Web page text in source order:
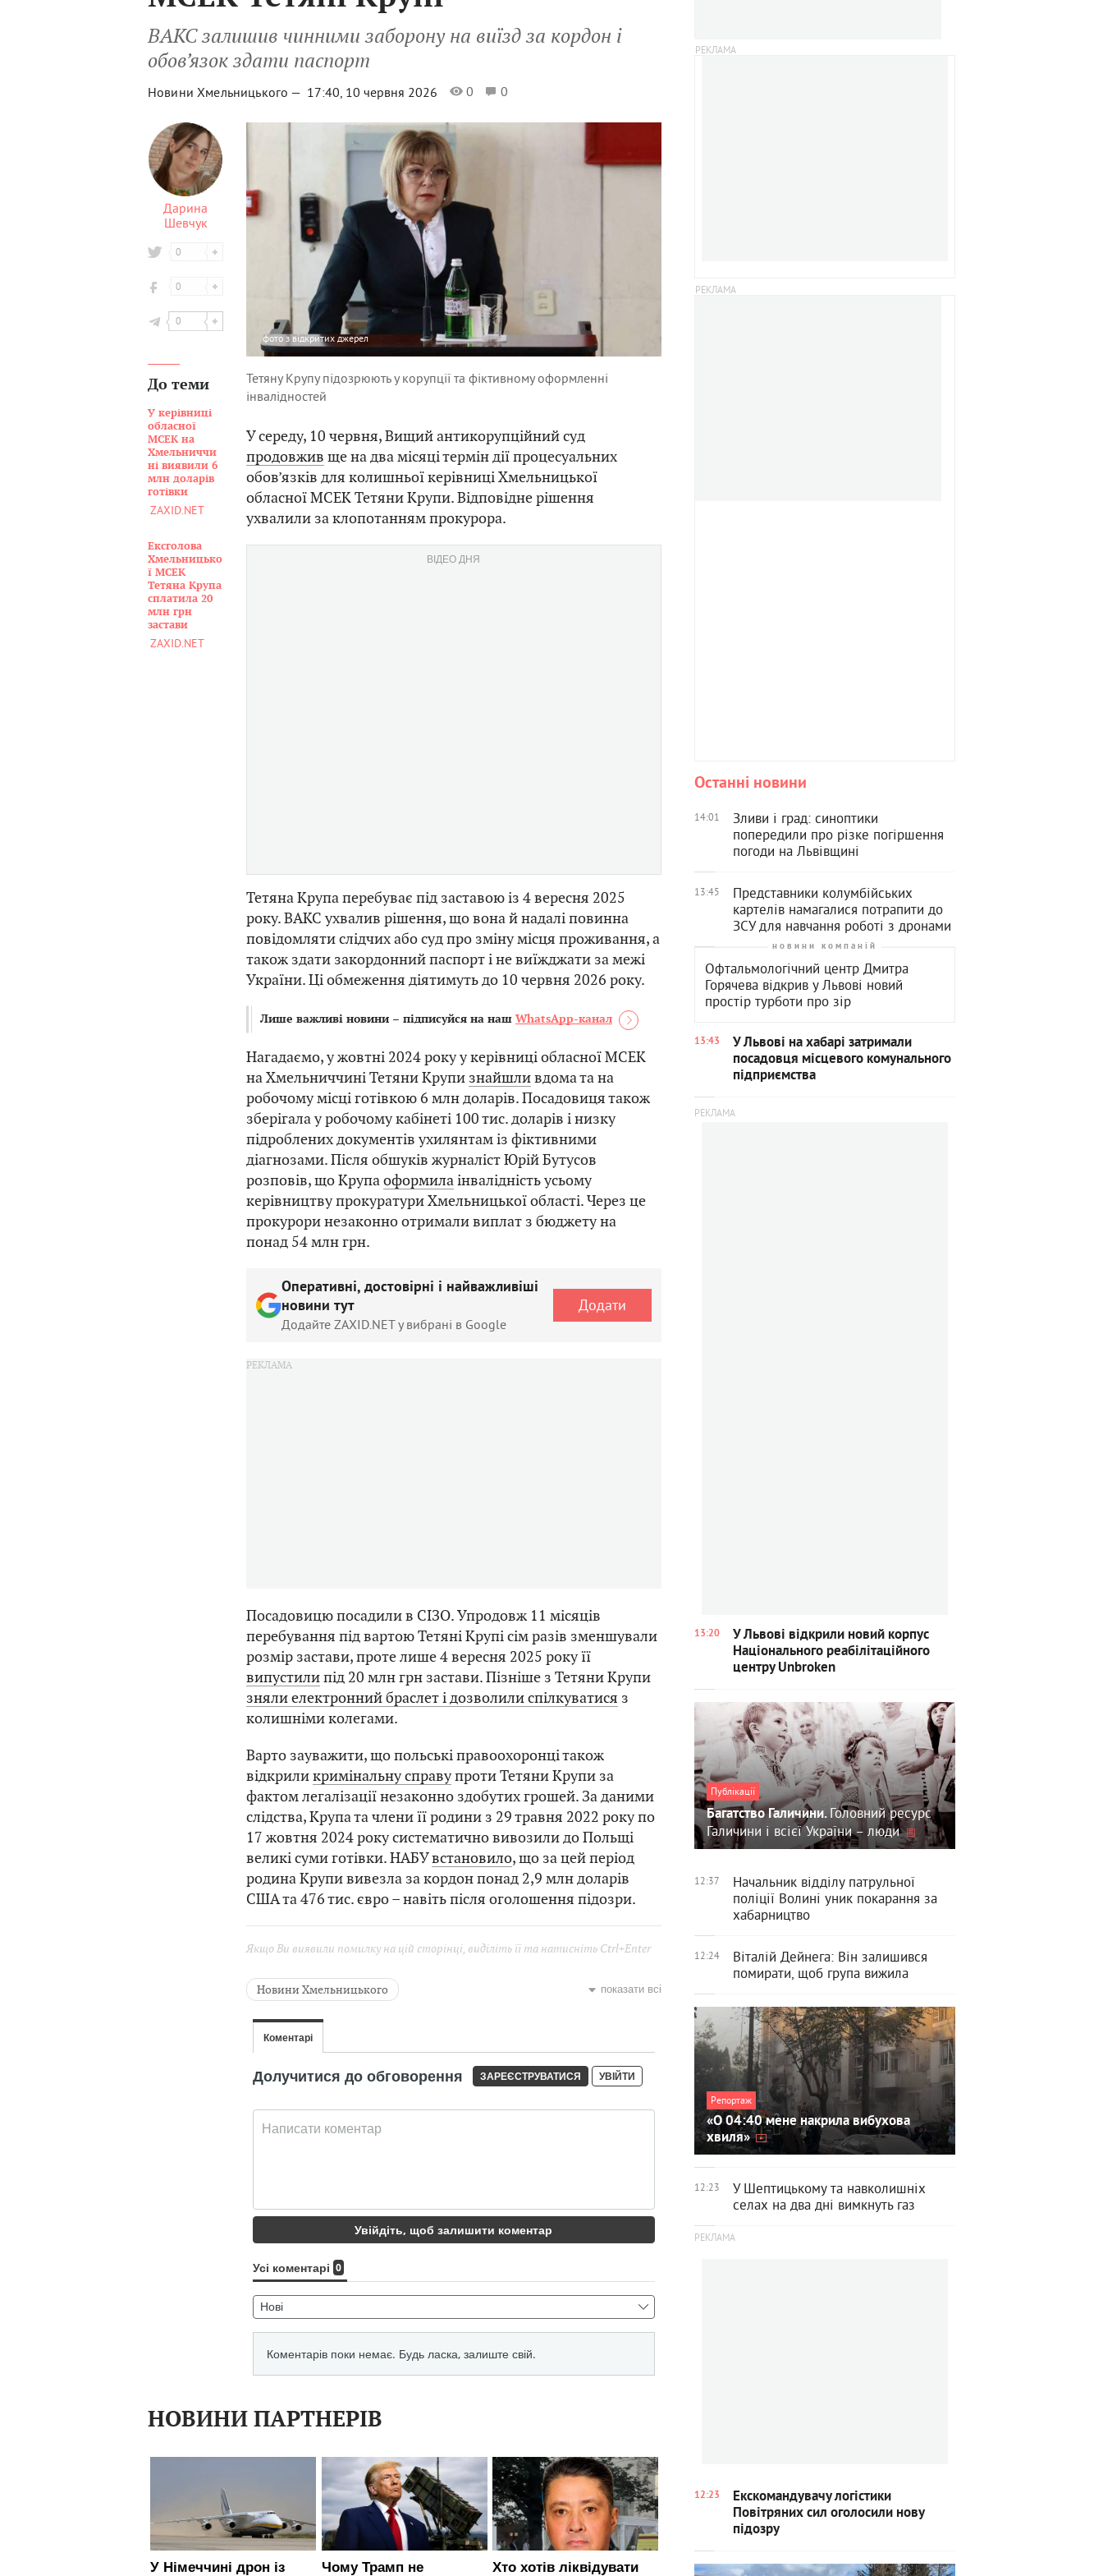
ВАКС залишив чинними заборону на виїзд за кордон і
обов’язок здати паспорт
Новини Хмельницького — 17:40, 10 червня 2026 0 0
Дарина
Шевчук
0
0
0
До теми
У керівниці
обласної
МСЕК на
Хмельниччи
ні виявили 6
млн доларів
готівки
ZAXID.NET
Ексголова
Хмельницько
ї МСЕК
Тетяна Крупа
сплатила 20
млн грн
застави
ZAXID.NET
фотоз відкритих джерел
Тетяну Крупу підозрюють у корупції та фіктивному оформленні
інвалідностей
У середу, 10 червня, Вищий антикорупційний суд
продовжив ще на два місяці термін дії процесуальних
обов’язків для колишньої керівниці Хмельницької
обласної МСЕК Тетяни Крупи. Відповідне рішення
ухвалили за клопотанням прокурора.
ВІДЕО ДНЯ
Тетяна Крупа перебуває під заставою із 4 вересня 2025
року. ВАКС ухвалив рішення, що вона й надалі повинна
повідомляти слідчих або суд про зміну місця проживання, а
також здати закордонний паспорт і не виїжджати за межі
України. Ці обмеження діятимуть до 10 червня 2026 року.
Лише важливі новини – підписуйся на наш WhatsApp-канал
Нагадаємо, у жовтні 2024 року у керівниці обласної МСЕК
на Хмельниччині Тетяни Крупи знайшливдома та на
робочому місці готівкою 6 млн доларів. Посадовиця також
зберігала у робочому кабінеті 100 тис. доларів і низку
підроблених документів ухилянтам із фіктивними
діагнозами. Після обшуків журналіст Юрій Бутусов
розповів, що Крупа оформила інвалідність усьому
керівництву прокуратури Хмельницької області. Через це
прокурори незаконно отримали виплат з бюджету на
понад 54 млн грн.
Оперативні, достовірні і найважливіші
новини тут
Додайте ZAXID.NET у вибрані в Google
Додати
Посадовицю посадили в СІЗО. Упродовж 11 місяців
перебування під вартою Тетяні Крупі сім разів зменшували
розмір застави, проте лише 4 вересня 2025 року її
випустилипід 20 млн грн застави. Пізніше з Тетяни Крупи
зняли електронний браслет і дозволили спілкуватися з
колишніми колегами.
Варто зауважити, що польські правоохоронці також
відкриликримінальну справупроти Тетяни Крупи за
фактом легалізації незаконно здобутих грошей. За даними
слідства, Крупа та члени її родини з 29 травня 2022 року по
17 жовтня 2024 року систематично вивозили до Польщі
великі суми готівки. НАБУвстановило, що за цей період
родина Крупи вивезла за кордон понад 2,9 млн доларів
США та 476 тис. євро – навіть після оголошення підозри.
Якщо Ви виявили помилку на цій сторінці, виділіть її та натисніть Ctrl+Enter
Новини Хмельницького
Вищий антикорупційний суд
показати всі
НОВИНИ ПАРТНЕРІВ
Останні новини
14:01
Зливи і град: синоптики
попередили про різке погіршення
погоди на Львівщині
13:45
Представники колумбійських
картелів намагалися потрапити до
ЗСУ для навчання роботі з дронами
новини компаній
Офтальмологічний центр Дмитра
Горячева відкрив у Львові новий
простір турботи про зір
13:43
У Львові на хабарі затримали
посадовця місцевого комунального
підприємства
13:20
У Львові відкрили новий корпус
Національного реабілітаційного
центру Unbroken
Публікації
Багатство Галичини.Головний ресурс
Галичини і всієї України – люди
12:37
Начальник відділу патрульної
поліції Волині уник покарання за
хабарництво
12:24
Віталій Дейнега: Він залишився
помирати, щоб група вижила
Репортаж
«О 04:40 мене накрила вибухова
хвиля»
12:23
У Шептицькому та навколишніх
селах на два дні вимкнуть газ
12:23
Екскомандувачу логістики
Повітряних сил оголосили нову
підозру